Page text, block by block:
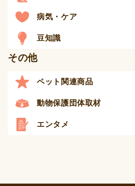
病気・ケア
豆知識
その他
ペット関連商品
動物保護団体取材
エンタメ